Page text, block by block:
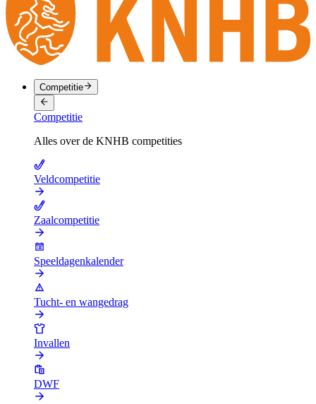
Competitie
Competitie
Alles over de KNHB competities
Veldcompetitie
Zaalcompetitie
Speeldagenkalender
Tucht- en wangedrag
Invallen
DWF